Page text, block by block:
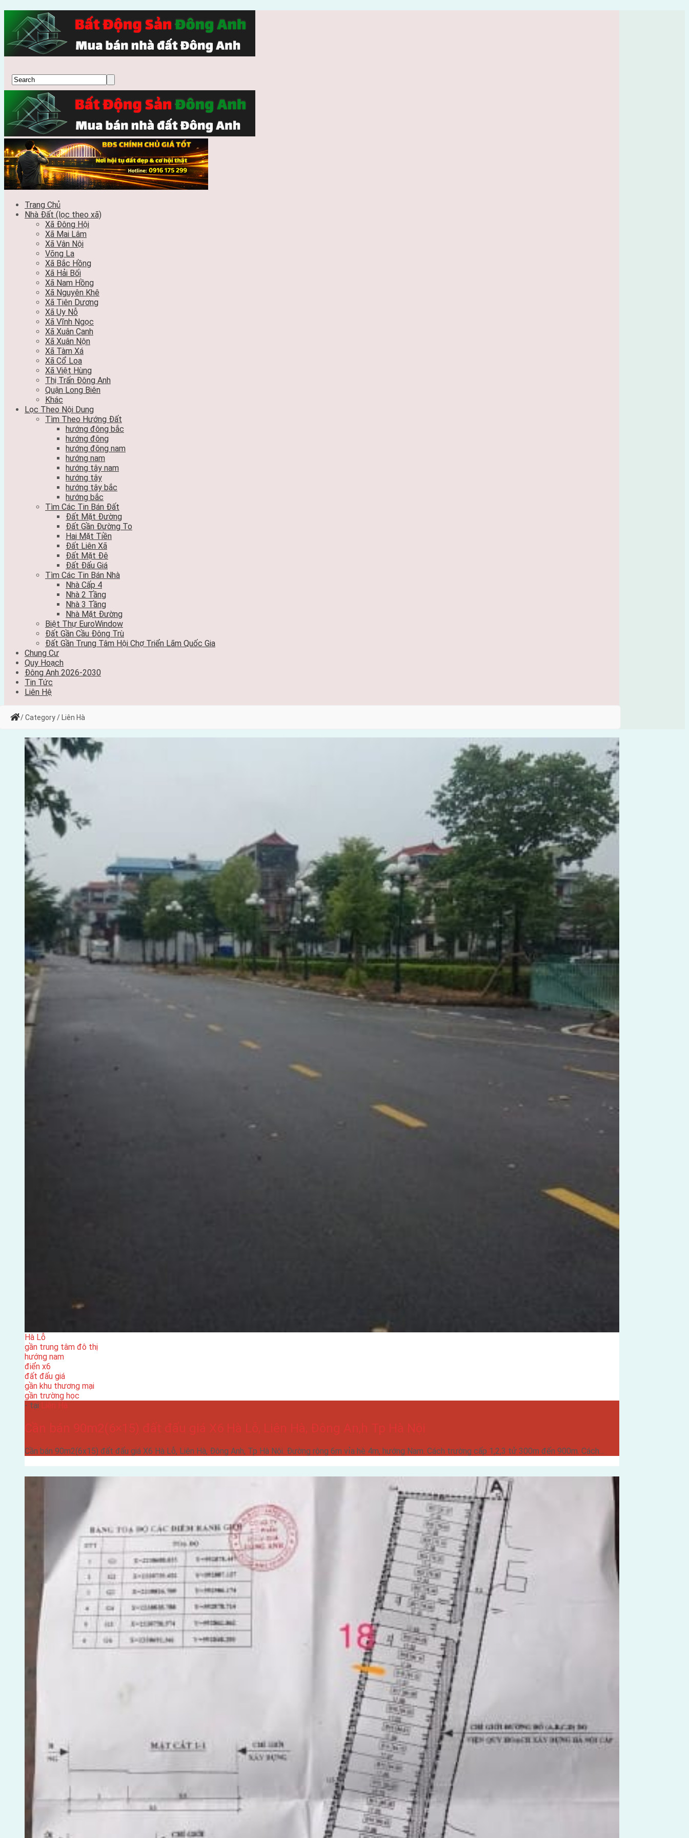
Trang Chủ
Nhà Đất (lọc theo xã)
Xã Đông Hội
Xã Mai Lâm
Xã Vân Nội
Võng La
Xã Bắc Hồng
Xã Hải Bối
Xã Nam Hồng
Xã Nguyên Khê
Xã Tiên Dương
Xã Uy Nỗ
Xã Vĩnh Ngọc
Xã Xuân Canh
Xã Xuân Nộn
Xã Tàm Xá
Xã Cổ Loa
Xã Việt Hùng
Thị Trấn Đông Anh
Quận Long Biên
Khác
Lọc Theo Nội Dung
Tìm Theo Hướng Đất
hướng đông bắc
hướng đông
hướng đông nam
hướng nam
hướng tây nam
hướng tây
hướng tây bắc
hướng bắc
Tìm Các Tin Bán Đất
Đất Mặt Đường
Đất Gần Đường To
Hai Mặt Tiền
Đất Liên Xã
Đất Mặt Đê
Đất Đấu Giá
Tìm Các Tin Bán Nhà
Nhà Cấp 4
Nhà 2 Tầng
Nhà 3 Tầng
Nhà Mặt Đường
Biệt Thự EuroWindow
Đất Gần Cầu Đông Trù
Đất Gần Trung Tâm Hội Chợ Triển Lãm Quốc Gia
Chung Cư
Quy Hoạch
Đông Anh 2026-2030
Tin Tức
Liên Hệ
/ Category / Liên Hà
Hà Lỗ
gần trung tâm đô thị
hướng nam
điển x6
đất đấu giá
gần khu thương mại
gần trường học
- tại Liên Hà
Cần bán 90m2(6×15) đất đấu giá X6 Hà Lỗ, Liên Hà, Đông An,h Tp Hà Nội
Cần bán 90m2(6x15) đất đấu giá X6 Hà Lỗ, Liên Hà, Đông Anh, Tp Hà Nội. Đường rộng 6m vỉa hè 4m, hướng Nam. Cách trường cấp 1,2,3 tử 300m đến 900m. Cách…